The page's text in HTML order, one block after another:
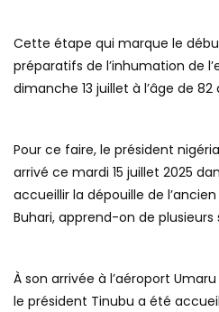
Cette étape qui marque le
préparatifs de l’inhumation de
dimanche 13 juillet à l’âge de 82
Pour ce faire, le président
arrivé ce mardi 15 juillet 2025
accueillir la dépouille de
Buhari, apprend-on de plusieurs
À son arrivée à l’aéroport
le président Tinubu a été